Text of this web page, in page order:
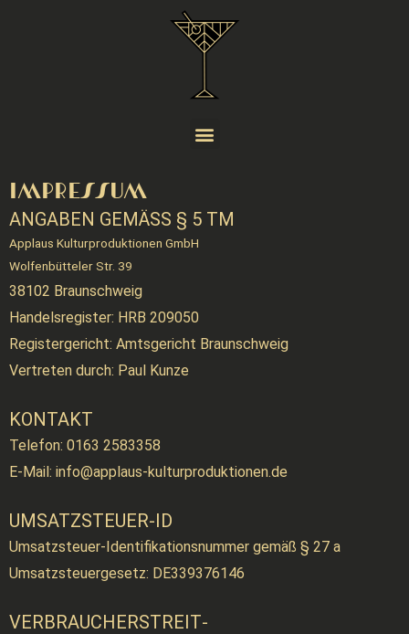
IMPRESSUM
ANGABEN GEMÄSS § 5 TM
Applaus Kulturproduktionen GmbH
Wolfenbütteler Str. 39
38102 Braunschweig
Handelsregister: HRB 209050
Registergericht: Amtsgericht Braunschweig
Vertreten durch: Paul Kunze
KONTAKT
Telefon: 0163 2583358
E-Mail: info@applaus-kulturproduktionen.de
UMSATZSTEUER-ID
Umsatzsteuer-Identifikationsnummer gemäß § 27 a
Umsatzsteuergesetz: DE339376146
VERBRAUCHER­STREIT­